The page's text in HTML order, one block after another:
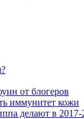
от блогеров
иммунитет кожи
делают в 2017-